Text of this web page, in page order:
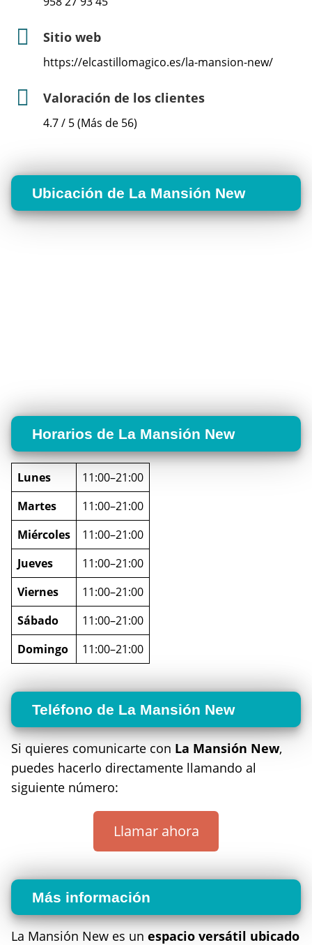
Sitio web
https://elcastillomagico.es/la-mansion-new/
Valoración de los clientes
4.7 / 5 (Más de 56)
Ubicación de La Mansión New
Horarios de La Mansión New
Lunes
11:00–21:00
Martes
11:00–21:00
Miércoles
11:00–21:00
Jueves
11:00–21:00
Viernes
11:00–21:00
Sábado
11:00–21:00
Domingo
11:00–21:00
Teléfono de La Mansión New
Si quieres comunicarte con La Mansión New,
puedes hacerlo directamente llamando al
siguiente número:
Llamar ahora
Más información
La Mansión New es un espacio versátil ubicado